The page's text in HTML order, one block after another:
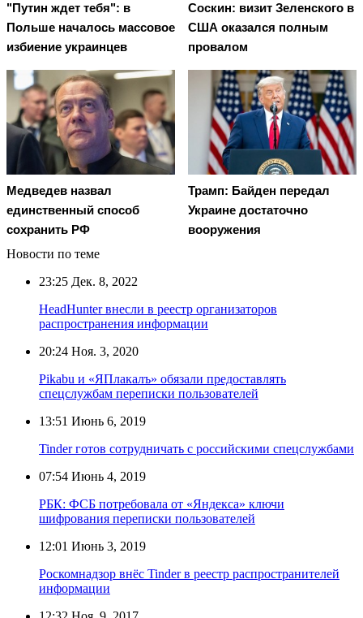
"Путин ждет тебя": в
Польше началось массовое
избиение украинцев
Соскин: визит Зеленского в
США оказался полным
провалом
Медведев назвал
единственный способ
сохранить РФ
Трамп: Байден передал
Украине достаточно
вооружения
Новости по теме
23:25 Дек. 8, 2022
HeadHunter внесли в реестр организаторов
распространения информации
20:24 Ноя. 3, 2020
Pikabu и «ЯПлакалъ» обязали предоставлять
спецслужбам переписки пользователей
13:51 Июнь 6, 2019
Tinder готов сотрудничать с российскими спецслужбами
07:54 Июнь 4, 2019
РБК: ФСБ потребовала от «Яндекса» ключи
шифрования переписки пользователей
12:01 Июнь 3, 2019
Роскомнадзор внёс Tinder в реестр распространителей
информации